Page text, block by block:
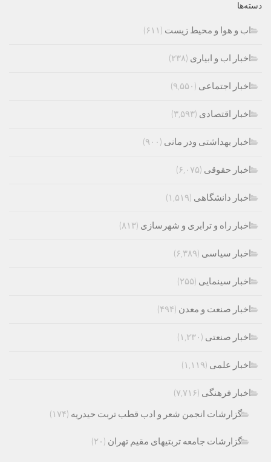
دسته‌ها
اب و هوا و محیط زیست (۶۱۱)
اخبار اب و ابیاری (۲۳۸)
اخبار اجتماعی (۹,۵۵۰)
اخبار اقتصادی (۳,۵۹۳)
اخبار بهداشتی ودر مانی (۹۰۰)
اخبار حقوقی (۶,۰۷۵)
اخبار دانشگاهی (۱,۵۱۹)
اخبار راه و ترابری و شهرسازی (۸۱۳)
اخبار سیاسی (۶,۳۸۹)
اخبار سینمایی (۲۵۵)
اخبار صنعت و معدن (۴۹۴)
اخبار صنعتی (۱,۲۳۰)
اخبار علمی (۱,۱۱۹)
اخبار فرهنگی (۷,۷۱۶)
گزارشات انجمن شعر و ادب قطب تربت حیدریه (۱۷۴)
گزارشات جامعه تربتیهای مقیم تهران (۲۰)